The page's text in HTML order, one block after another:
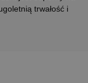
trwałość i